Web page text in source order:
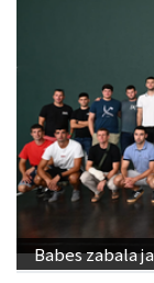
Babes zabala